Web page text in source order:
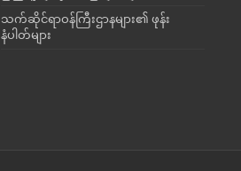
သက်ဆိုင်ရာဝန်ကြီးဌာနများ၏ ဖုန်း
နံပါတ်များ